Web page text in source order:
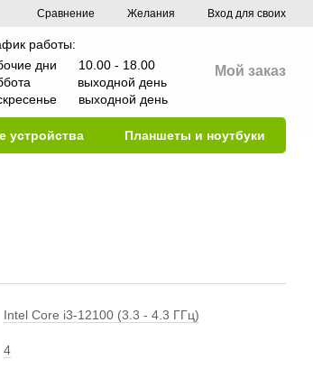
Сравнение Желания Вход для своих
работы:
дни 10.00 - 18.00
выходной день
выходной день
Мой заказ
устройства Планшеты и ноутбуки
Intel Core i3-12100 (3.3 - 4.3 ГГц)
4